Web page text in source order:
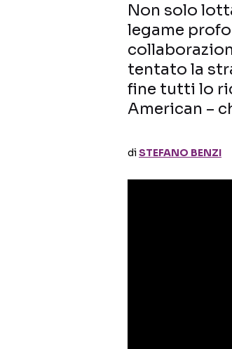
Non solo
legame
tentato la
fine tutti lo
American –
diSTEFANO BENZI